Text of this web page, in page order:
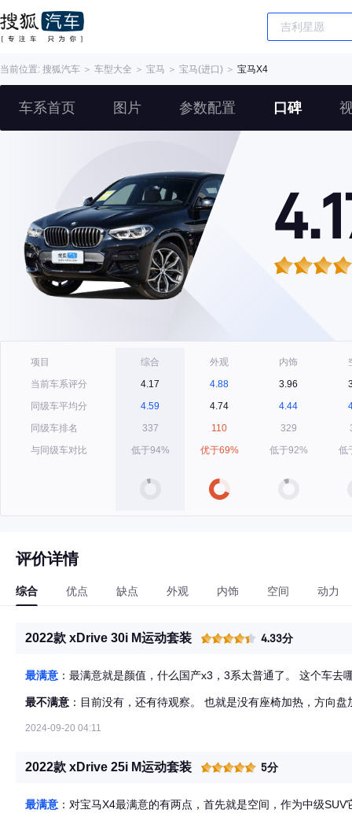
当前位置: 搜狐汽车 ＞ 车型大全 ＞ 宝马 ＞ 宝马(进口) ＞ 宝马X4
车系首页 图片 参数配置 口碑
项目
当前车系评分
同级车平均分
同级车排名
与同级车对比
综合
4.17
4.59
337
低于94%
外观
4.88
4.74
110
优于69%
内饰
3.96
4.44
329
低于92%
低
评价详情
综合 优点 缺点 外观 内饰 空间 动力
2022款 xDrive 30i M运动套装 4.33分
最满意 ：最满意就是颜值，什么国产x3，3系太普通了。 这个车去
最不满意 ：目前没有，还有待观察。 也就是没有座椅加热，方向
2024-09-20 04:11
2022款 xDrive 25i M运动套装 5分
最满意 ：对宝马X4最满意的有两点，首先就是空间，作为中级